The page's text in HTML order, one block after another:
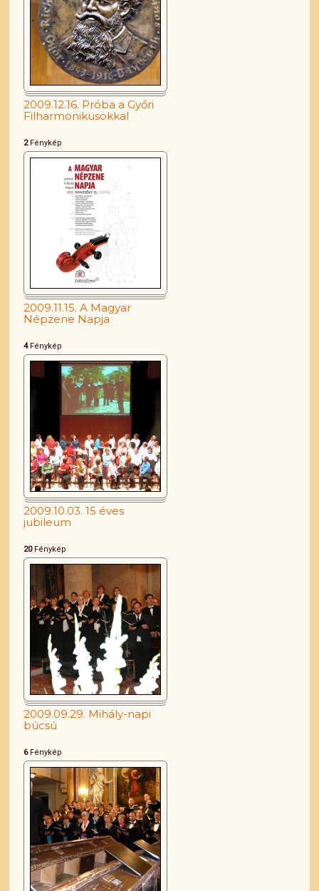
2009.12.16. Próba a Győri
Filharmonikusokkal
2Fénykép
2009.11.15. A Magyar
Népzene Napja
4Fénykép
2009.10.03. 15 éves
jubileum
20Fénykép
2009.09.29. Mihály-napi
búcsú
6Fénykép